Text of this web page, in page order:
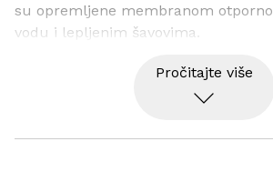
su opremljene membranom
vodu i lepljenim šavovima.
Na zadnjem delu struka nalazi se i
rastegljivog panela za dodatnu
ventilacioni rajsferšlusi sa
Pročitajte više